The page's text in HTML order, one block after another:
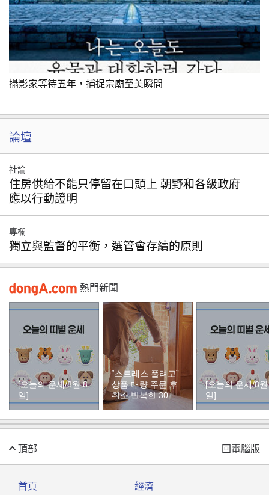
攝影家等待五年，捕捉宗廟至美瞬間
論壇
社論
住房供給不能只停留在口頭上 朝野和各級政府
應以行動證明
專欄
獨立與監督的平衡，選管會存續的原則
熱門新聞
[오늘의 운세/8월 8
일]
“스트레스 풀려고”
상품 대량 주문 후
취소 반복한 30대
여성
[오늘의 운세/8
일]
頂部 回電腦版
首頁 經濟